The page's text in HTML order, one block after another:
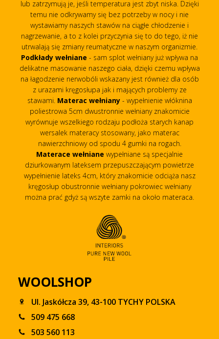
lub zatrzymują je, jeśli temperatura jest zbyt niska. Dzięki
temu nie odkrywamy się bez potrzeby w nocy i nie
wystawiamy naszych stawów na ciągłe chłodzenie i
nagrzewanie, a to z kolei przyczynia się to do tego, iż nie
utrwalają się zmiany reumatyczne w naszym organizmie.
Podkłady wełniane - sam splot wełniany już wpływa na
delikatne masowanie naszego ciała, dzięki czemu wpływa
na łagodzenie nerwobóli wskazany jest również dla osób
z urazami kręgosłupa jak i mających problemy ze
stawami. Materac wełniany- wypełnienie włóknina
poliestrowa 5cm dwustronnie wełniany znakomicie
wyrównuje wszelkiego rodzaju podłoża starych kanap
wersalek materacy stosowany, jako materac
nawierzchniowy od spodu 4 gumki na rogach.
Materace wełniane wypełniane są specjalnie
dziurkowanym lateksem przepuszczającym powietrze
wypełnienie lateks 4cm, który znakomicie odciąża nasz
kręgosłup obustronnie wełniany pokrowiec wełniany
można prać gdyż są wszyte zamki na około materaca.
WOOLSHOP
Ul. Jaskółcza 39, 43-100 TYCHY POLSKA
509 475 668
503 560 113